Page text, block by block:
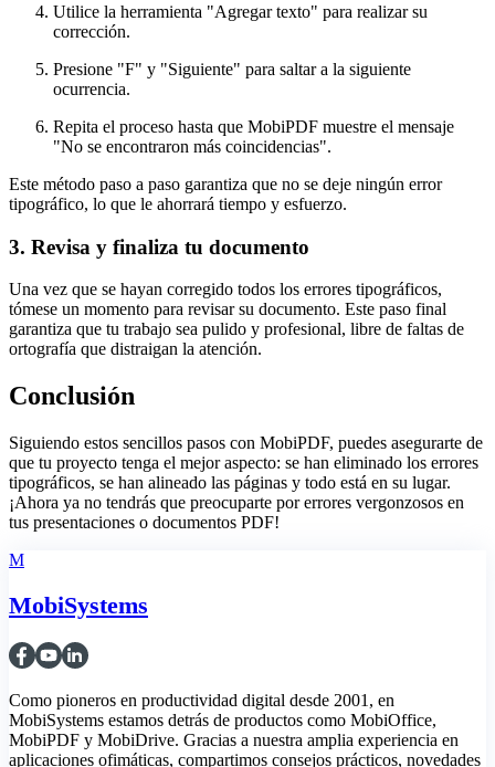
Utilice la herramienta "Agregar texto" para realizar su
corrección.
Presione "F" y "Siguiente" para saltar a la siguiente
ocurrencia.
Repita el proceso hasta que MobiPDF muestre el mensaje
"No se encontraron más coincidencias".
Este método paso a paso garantiza que no se deje ningún error
tipográfico, lo que le ahorrará tiempo y esfuerzo.
3. Revisa y finaliza tu documento
Una vez que se hayan corregido todos los errores tipográficos,
tómese un momento para revisar su documento. Este paso final
garantiza que tu trabajo sea pulido y profesional, libre de faltas de
ortografía que distraigan la atención.
Conclusión
Siguiendo estos sencillos pasos con MobiPDF, puedes asegurarte de
que tu proyecto tenga el mejor aspecto: se han eliminado los errores
tipográficos, se han alineado las páginas y todo está en su lugar.
¡Ahora ya no tendrás que preocuparte por errores vergonzosos en
tus presentaciones o documentos PDF!
M
MobiSystems
Como pioneros en productividad digital desde 2001, en
MobiSystems estamos detrás de productos como MobiOffice,
MobiPDF y MobiDrive. Gracias a nuestra amplia experiencia en
aplicaciones ofimáticas, compartimos consejos prácticos, novedades